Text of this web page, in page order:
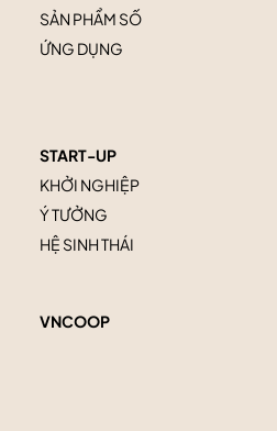
SẢN PHẨM SỐ
ỨNG DỤNG
START-UP
KHỞI NGHIỆP
Ý TƯỞNG
HỆ SINH THÁI
VNCOOP